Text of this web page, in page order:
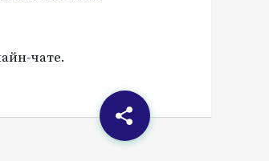
чате.